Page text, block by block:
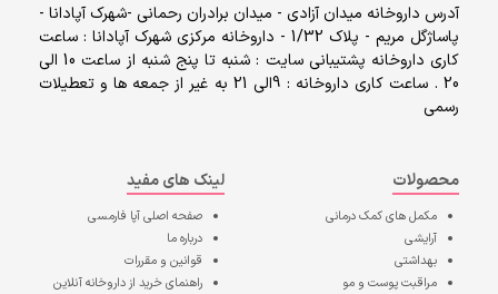
آدرس داروخانه میدان آزادی - میدان برادران رحمانی -شهرک آپادانا -
پاساژگل مریم - پلاک 1/32 - داروخانه مرکزی شهرک آپادانا : ساعت
کاری داروخانه پشتیبانی سایت : شنبه تا پنج شنبه از ساعت 10 الی
20 . ساعت کاری داروخانه : 9الی 21 به غیر از جمعه ها و تعطیلات
رسمی
محصولات
مکمل های کمک درمانی
آرایشی
بهداشتی
مراقبت پوست و مو
لینک های مفید
صفحه اصلیآپا فارمسی
درباره ما
قوانین و مقررات
راهنمای خرید از داروخانه آنلاین